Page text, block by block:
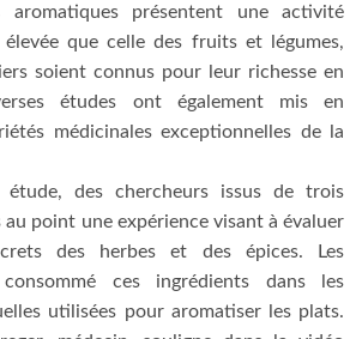
aromatiques présentent une activité
que celle des fruits et légumes,
soient connus pour leur richesse en
études ont également mis en
médicinales exceptionnelles de la
étude, des chercheurs issus de trois
point une expérience visant à évaluer
des herbes et des épices. Les
ces ingrédients dans les
utilisées pour aromatiser les plats.